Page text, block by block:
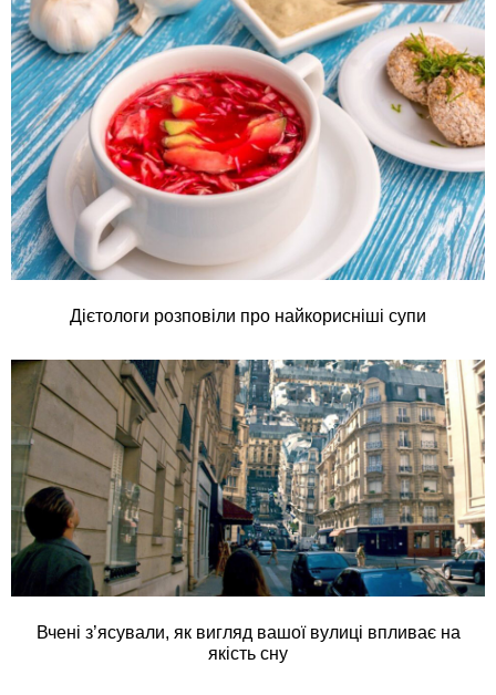
Дієтологи розповіли про найкорисніші супи
Вчені з’ясували, як вигляд вашої вулиці впливає на
якість сну